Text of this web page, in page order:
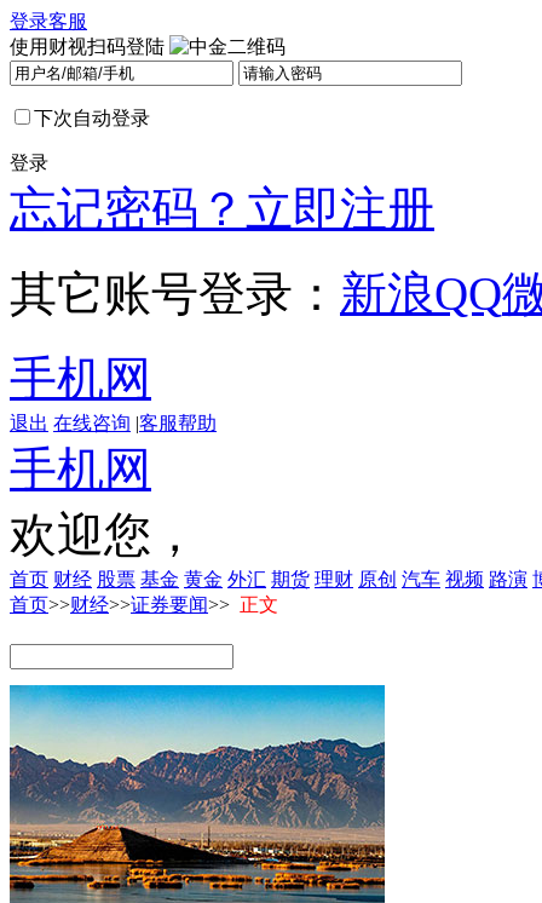
登录客服
使用财视扫码登陆
下次自动登录
登录
忘记密码？ 立即注册
其它账号登录： 新浪QQ
手机网
退出 在线咨询 |客服帮助
手机网
欢迎您，
首页 财经 股票 基金 黄金 外汇 期货 理财 原创 汽车 视频 路演
首页>>财经>>证券要闻>> 正文